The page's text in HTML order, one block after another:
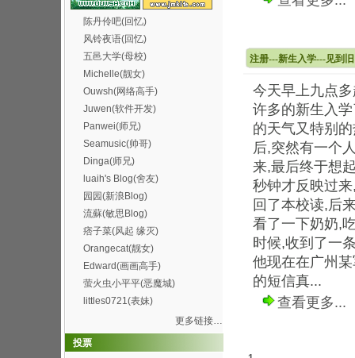
注册---新生入学---见到
今天早上九点
许多的新生入
的天气又特别
后,突然有一个
来,最后终于想
秒钟才反映过
回了本校读,后
看了一下奶奶,
时候,收到了一
他现在在广州
的短信真...
查看更多...
陈丹伶吧(回忆)
风铃夜语(回忆)
五邑大学(母校)
Michelle(靓女)
Ouwsh(网络高手)
Juwen(软件开发)
Panwei(师兄)
Seamusic(帅哥)
Dinga(师兄)
luaih's Blog(舍友)
园园(新浪Blog)
流蘇(敏思Blog)
痞子菜(风起 缘灭)
Orangecat(靓女)
Edward(画画高手)
萤火虫小平平(恶魔城)
littles0721(表妹)
更多链接…
投票